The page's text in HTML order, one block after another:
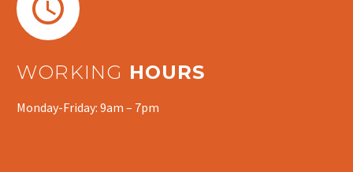


WORKING HOURS
Monday-Friday: 9am – 7pm